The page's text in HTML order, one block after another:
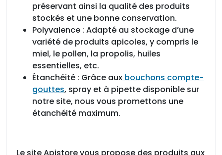
préservant ainsi la qualité des produits
stockés et une bonne conservation.
Polyvalence : Adapté au stockage d’une
variété de produits apicoles, y compris le
miel, le pollen, la propolis, huiles
essentielles, etc.
Étanchéité : Grâce aux bouchons compte-
gouttes, spray et à pipette disponible sur
notre site, nous vous promettons une
étanchéité maximum.